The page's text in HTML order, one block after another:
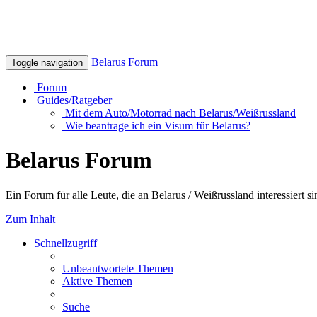
Toggle navigation Belarus Forum
Forum
Guides/Ratgeber
Mit dem Auto/Motorrad nach Belarus/Weißrussland
Wie beantrage ich ein Visum für Belarus?
Belarus Forum
Ein Forum für alle Leute, die an Belarus / Weißrussland interessiert
Zum Inhalt
Schnellzugriff
Unbeantwortete Themen
Aktive Themen
Suche